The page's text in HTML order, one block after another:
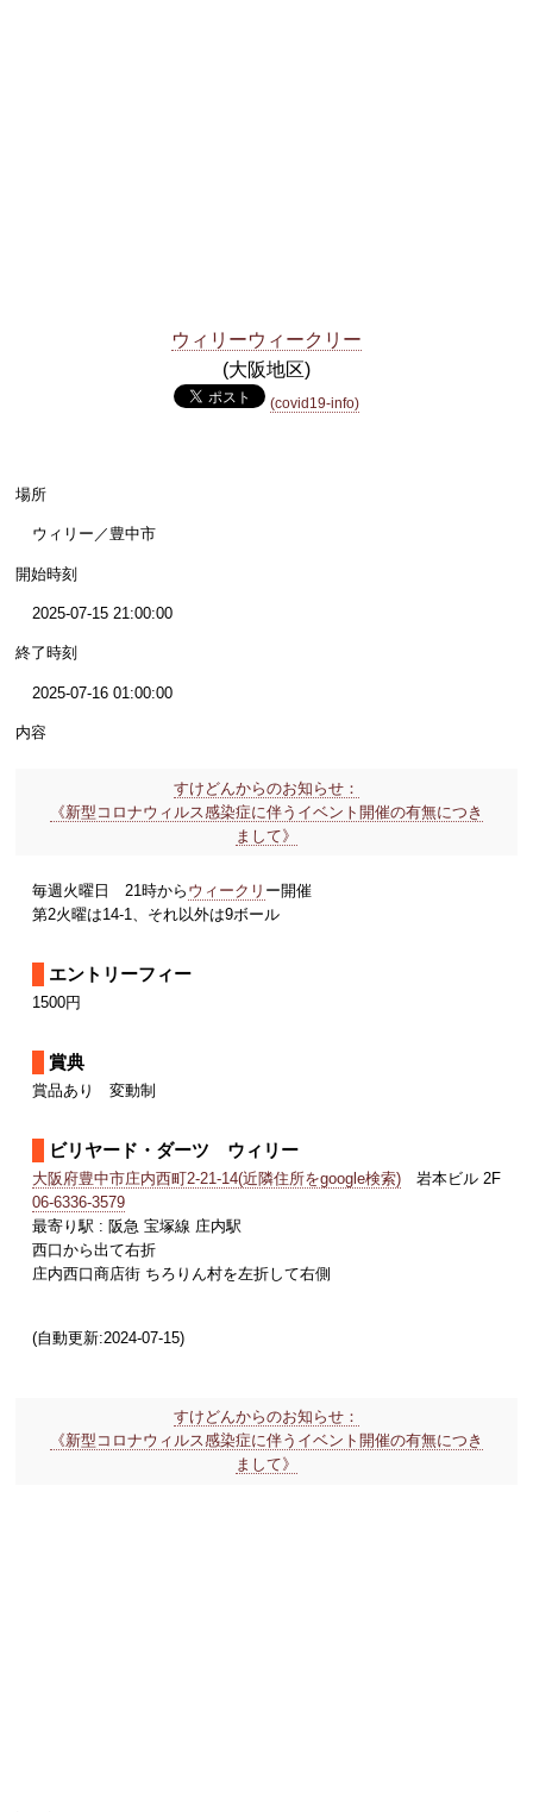
ウィリーウィークリー
(大阪地区)
(covid19-info)
場所
ウィリー／豊中市
開始時刻
2025-07-15 21:00:00
終了時刻
2025-07-16 01:00:00
内容
すけどんからのお知らせ：
《新型コロナウィルス感染症に伴うイベント開催の有無につき
まして》
毎週火曜日 21時から ウィークリ ー開催
第2火曜は14-1、それ以外は9ボール
エントリーフィー
1500円
賞典
賞品あり 変動制
ビリヤード・ダーツ ウィリー
大阪府豊中市庄内西町2-21-14(近隣住所をgoogle検索)岩本ビル 2F
06-6336-3579
最寄り駅 : 阪急 宝塚線 庄内駅
西口から出て右折
庄内西口商店街 ちろりん村を左折して右側
(自動更新:2024-07-15)
すけどんからのお知らせ：
《新型コロナウィルス感染症に伴うイベント開催の有無につき
まして》